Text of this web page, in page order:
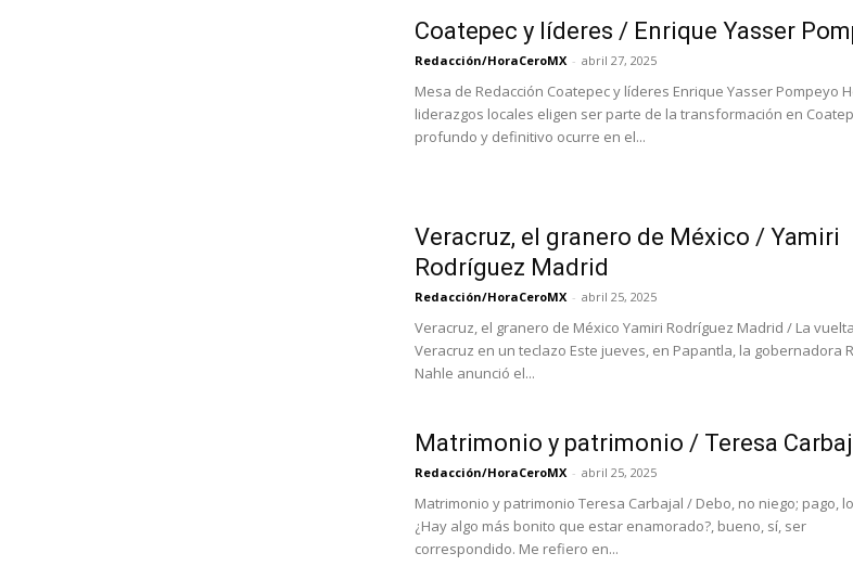
Coatepec y líderes / Enrique Yasser
Redacción/HoraCeroMX - abril 27, 2025
Mesa de Redacción Coatepec y líderes Enrique Yasser Pompeyo
liderazgos locales eligen ser parte de la transformación en
profundo y definitivo ocurre en el...
Veracruz, el granero de México / Yamiri
Rodríguez Madrid
Redacción/HoraCeroMX - abril 25, 2025
Veracruz, el granero de México Yamiri Rodríguez Madrid / La
Veracruz en un teclazo Este jueves, en Papantla, la gobernadora
Nahle anunció el...
Matrimonio y patrimonio / Teresa
Redacción/HoraCeroMX - abril 25, 2025
Matrimonio y patrimonio Teresa Carbajal / Debo, no niego; pago,
¿Hay algo más bonito que estar enamorado?, bueno, sí, ser
correspondido. Me refiero en...